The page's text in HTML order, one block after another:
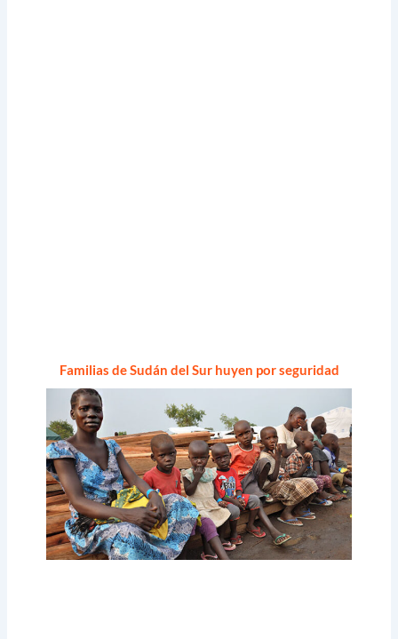
Familias de Sudán del Sur huyen por seguridad